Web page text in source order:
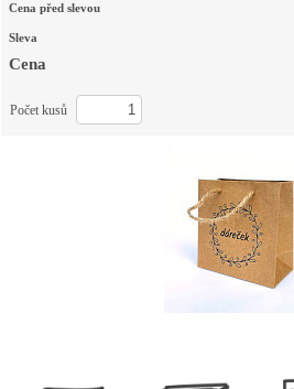
Cena před slevou
Sleva
Cena
Počet kusů